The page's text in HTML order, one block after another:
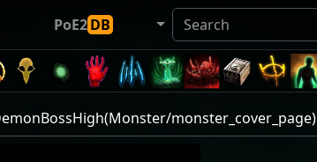
PoE2DB
monster_cover_page)